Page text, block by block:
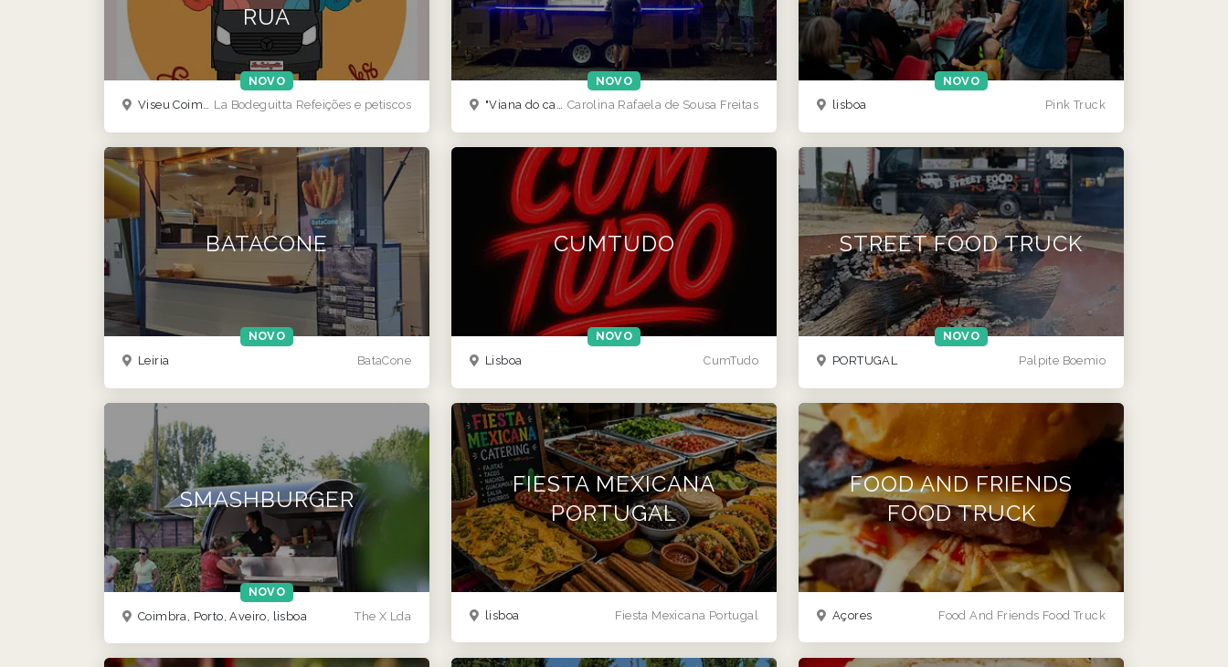
NOVO
RUA
La Bodeguitta Refeições e petiscos
Viseu Coimbra guarda norte
NOVO
Carolina Rafaela de Sousa Freitas
"Viana do castelo"
NOVO
Pink Truck
lisboa
NOVO
BATACONE
BataCone
Leiria
NOVO
CUMTUDO
CumTudo
Lisboa
NOVO
STREET FOOD TRUCK
Palpite Boemio
PORTUGAL
NOVO
SMASHBURGER
The X Lda
Coimbra, Porto, Aveiro, lisboa
FIESTA MEXICANA
PORTUGAL
Fiesta Mexicana Portugal
lisboa
FOOD AND FRIENDS
FOOD TRUCK
Food And Friends Food Truck
Açores